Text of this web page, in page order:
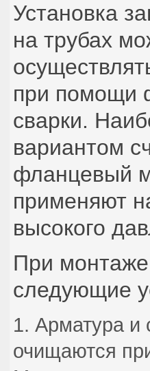
Установка
на трубах
при помощи
сварки.
вариантом
фланцевый
применяют
высокого
При
следующие
Арматура и
очищаются